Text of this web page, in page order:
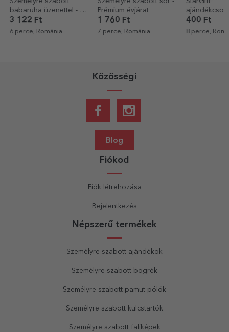
babaruha üzenettel - Új
tag
3 122 Ft
6 perce, Románia
Prémium évjárat
1 760 Ft
7 perce, Románia
400 Ft
8 perce,
Közösségi
Blog
Fiókod
Fiók létrehozása
Bejelentkezés
Népszerű termékek
Személyre szabott ajándékok
Személyre szabott bögrék
Személyre szabott pamut pólók
Személyre szabott kulcstartók
Személyre szabott faliképek